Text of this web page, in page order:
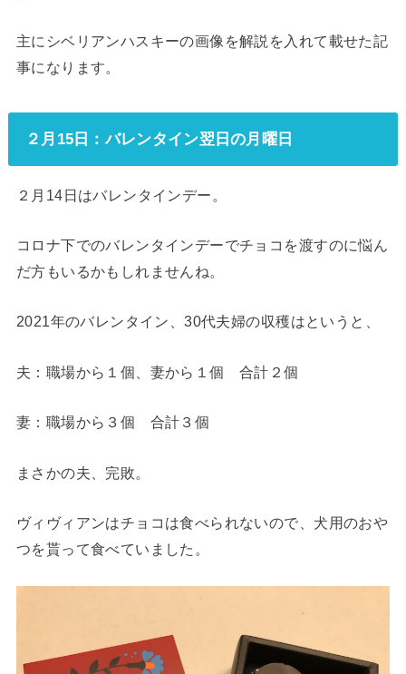
主にシベリアンハスキーの画像を解説を入れて載せた記
事になります。
２月15日：バレンタイン翌日の月曜日
２月14日はバレンタインデー。
コロナ下でのバレンタインデーでチョコを渡すのに悩ん
だ方もいるかもしれませんね。
2021年のバレンタイン、30代夫婦の収穫はというと、
夫：職場から１個、妻から１個 合計２個
妻：職場から３個 合計３個
まさかの夫、完敗。
ヴィヴィアンはチョコは食べられないので、犬用のおや
つを貰って食べていました。